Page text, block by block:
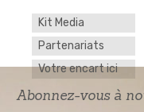
Kit Media
Partenariats
Votre encart ici
Abonnez-vous à